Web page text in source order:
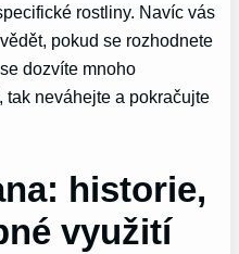
rostliny. Navíc vás
pokud se rozhodnete
dozvíte mnoho
neváhejte a pokračujte
historie,
využití